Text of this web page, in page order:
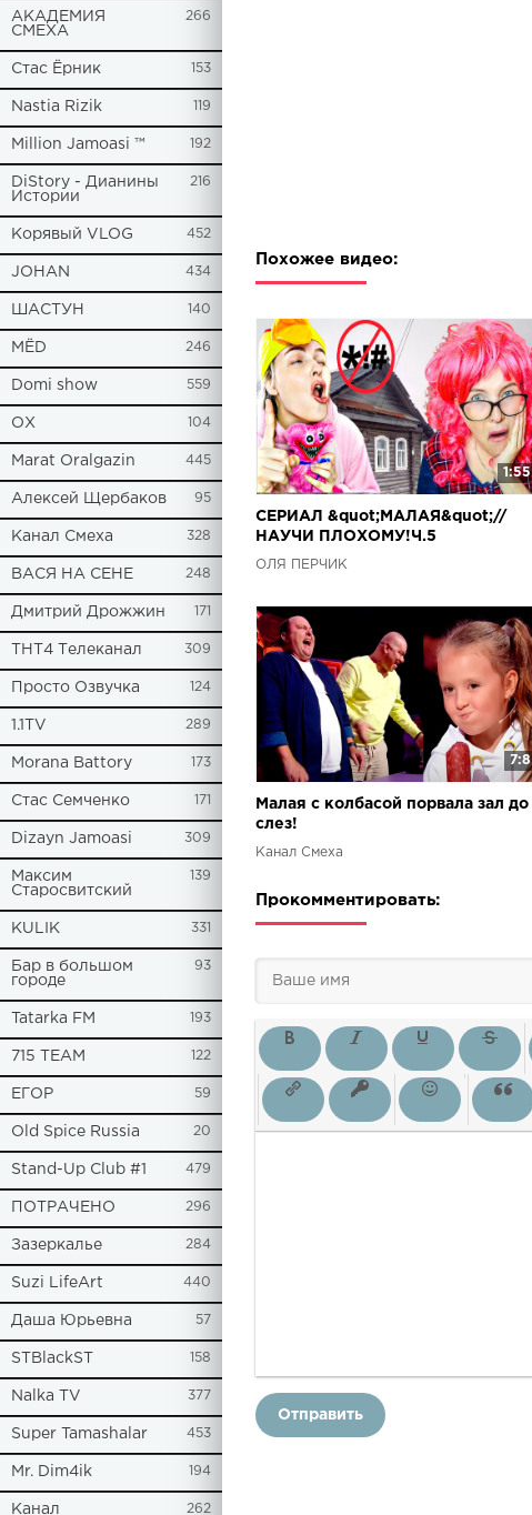
АКАДЕМИЯ
СМЕХА
266
Стас Ёрник 153
Nastia Rizik 119
Million Jamoasi ™ 192
DiStory - Дианины
Истории
216
Корявый VLOG 452
JOHAN 434
ШАСТУН 140
МЁD 246
Domi show 559
ОХ 104
Marat Oralgazin 445
Алексей Щербаков 95
Канал Смеха 328
ВАСЯ НА СЕНЕ 248
Дмитрий Дрожжин 171
ТНТ4 Телеканал 309
Просто Озвучка 124
1.1TV 289
Morana Battory 173
Стас Семченко 171
Dizayn Jamoasi 309
Максим
Старосвитский
139
KULIK 331
Бар в большом
городе
93
Tatarka FM 193
715 TEAM 122
ЕГОР 59
Old Spice Russia 20
Stand-Up Club #1 479
ПОТРАЧЕНО 296
Зазеркалье 284
Suzi LifeArt 440
Даша Юрьевна 57
STBlackST 158
Nalka TV 377
Super Tamashalar 453
Mr. Dim4ik 194
Канал
262
Похожее видео:
1:55
СЕРИАЛ &quot;МАЛАЯ&quot;//
НАУЧИ ПЛОХОМУ!Ч.5
ОЛЯ ПЕРЧИК
7:8
Малая с колбасой порвала зал до
слез!
Канал Смеха
Прокомментировать:
Отправить